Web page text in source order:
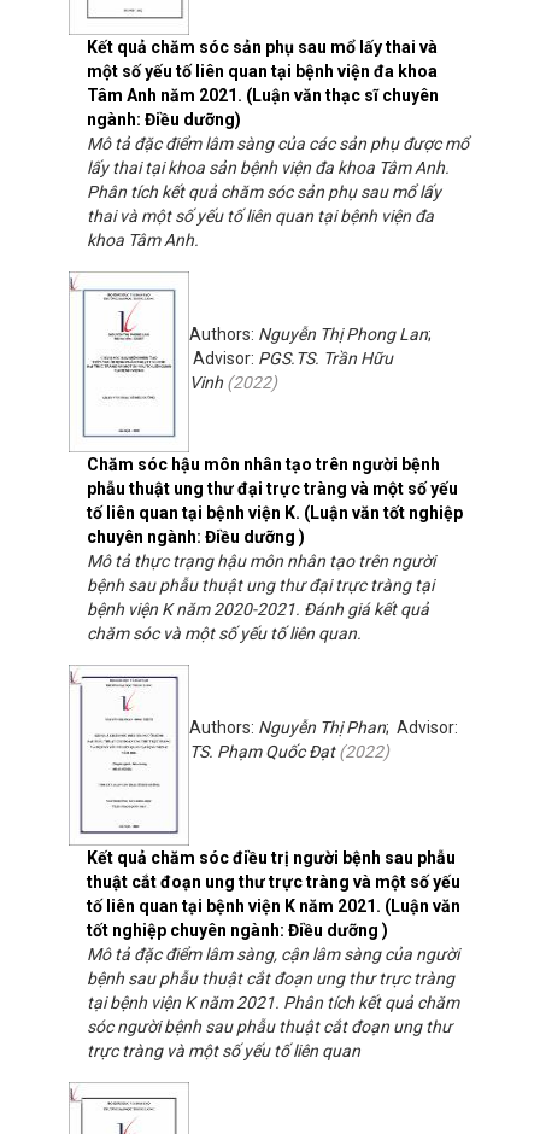
Kết quả chăm sóc sản phụ sau mổ lấy thai và
một số yếu tố liên quan tại bệnh viện đa khoa
Tâm Anh năm 2021. (Luận văn thạc sĩ chuyên
ngành: Điều dưỡng)
Mô tả đặc điểm lâm sàng của các sản phụ được mổ
lấy thai tại khoa sản bệnh viện đa khoa Tâm Anh.
Phân tích kết quả chăm sóc sản phụ sau mổ lấy
thai và một số yếu tố liên quan tại bệnh viện đa
khoa Tâm Anh.
Chăm sóc hậu môn nhân tạo trên người bệnh
phẫu thuật ung thư đại trực tràng và một số yếu
tố liên quan tại bệnh viện K. (Luận văn tốt nghiệp
chuyên ngành: Điều dưỡng )
Authors: Nguyễn Thị Phong Lan;
Advisor: PGS.TS. Trần Hữu
Vinh (2022)
Mô tả thực trạng hậu môn nhân tạo trên người
bệnh sau phẫu thuật ung thư đại trực tràng tại
bệnh viện K năm 2020-2021. Đánh giá kết quả
chăm sóc và một số yếu tố liên quan.
Kết quả chăm sóc điều trị người bệnh sau phẫu
thuật cắt đoạn ung thư trực tràng và một số yếu
tố liên quan tại bệnh viện K năm 2021. (Luận văn
tốt nghiệp chuyên ngành: Điều dưỡng )
Authors: Nguyễn Thị Phan; Advisor:
TS. Phạm Quốc Đạt(2022)
Mô tả đặc điểm lâm sàng, cận lâm sàng của người
bệnh sau phẫu thuật cắt đoạn ung thư trực tràng
tại bệnh viện K năm 2021. Phân tích kết quả chăm
sóc người bệnh sau phẫu thuật cắt đoạn ung thư
trực tràng và một số yếu tố liên quan